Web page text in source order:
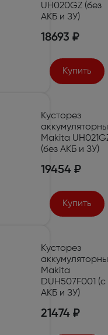
UH020GZ (без
АКБ и ЗУ)
18693 ₽
Купить
Кусторез
Makita
(без АКБ и ЗУ)
19454 ₽
Купить
Кусторез
Makita
DUH507F001 (с
АКБ и ЗУ)
21474 ₽